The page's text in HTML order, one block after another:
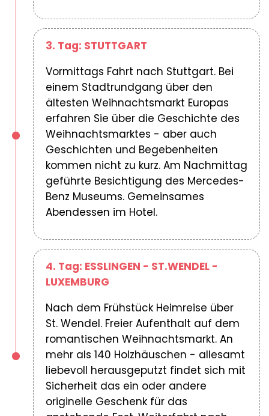
3. Tag: STUTTGART
Vormittags Fahrt nach Stuttgart. Bei
einem Stadtrundgang über den
ältesten Weihnachtsmarkt Europas
erfahren Sie über die Geschichte des
Weihnachtsmarktes - aber auch
Geschichten und Begebenheiten
kommen nicht zu kurz. Am Nachmittag
geführte Besichtigung des Mercedes-
Benz Museums. Gemeinsames
Abendessen im Hotel.
4. Tag: ESSLINGEN - ST.WENDEL -
LUXEMBURG
Nach dem Frühstück Heimreise über
St. Wendel. Freier Aufenthalt auf dem
romantischen Weihnachtsmarkt. An
mehr als 140 Holzhäuschen - allesamt
liebevoll herausgeputzt findet sich mit
Sicherheit das ein oder andere
originelle Geschenk für das